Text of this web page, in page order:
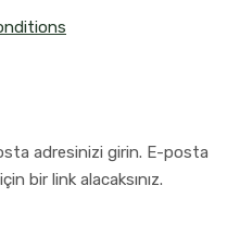
adresinizi girin. E-posta
bir link alacaksınız.